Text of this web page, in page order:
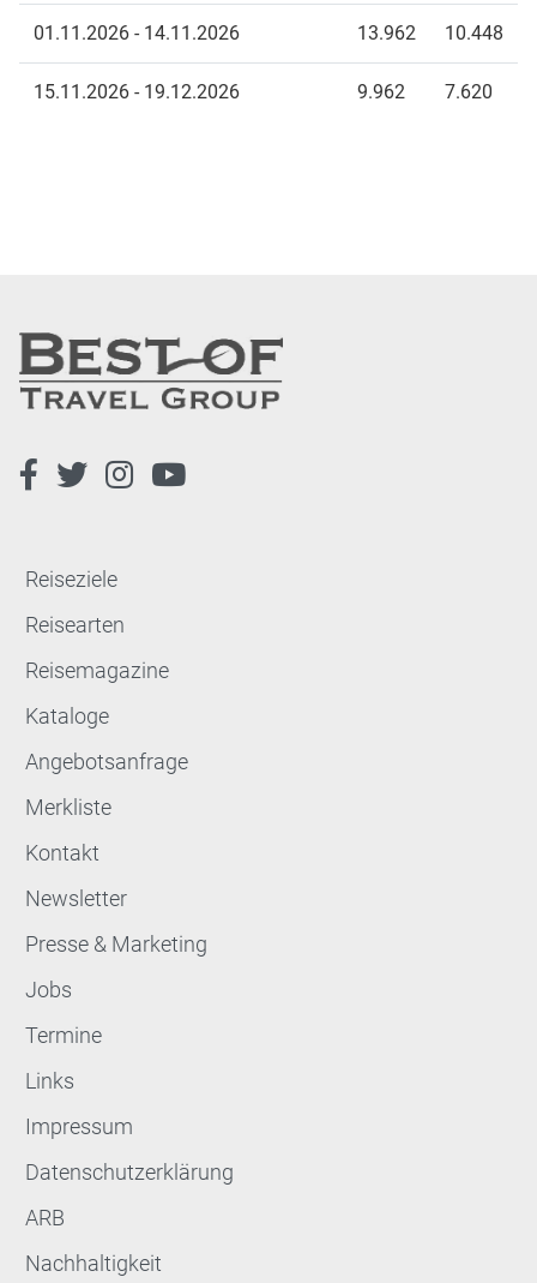
01.11.2026 - 14.11.2026 13.962 10.448
15.11.2026 - 19.12.2026 9.962 7.620
Reiseziele
Reisearten
Reisemagazine
Kataloge
Angebotsanfrage
Merkliste
Kontakt
Newsletter
Presse & Marketing
Jobs
Termine
Links
Impressum
Datenschutzerklärung
ARB
Nachhaltigkeit